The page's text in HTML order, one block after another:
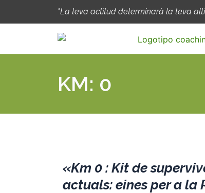
"La teva actitud determinarà la teva
KM: 0
«Km 0 : Kit de
actuals: eines per a la